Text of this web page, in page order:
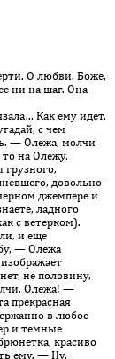
О любви. Боже,
ни на шаг. Она
Как ему идет.
с чем
— Олежа, молчи
на Олежу,
грузного,
довольно-
джемпере и
ладного
с ветерком).
и еще
— Олежа
не половину,
Олежа! —
прекрасная
в любое
и темные
красиво
ему. — Ну,